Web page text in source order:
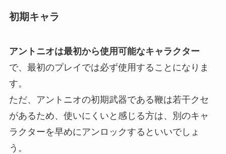
初期キャラ
アントニオは最初から使用可能なキャラクター
で、最初のプレイでは必ず使用することになりま
す。
ただ、アントニオの初期武器である鞭は若干クセ
があるため、使いにくいと感じる方は、別のキャ
ラクターを早めにアンロックするといいでしょ
う。